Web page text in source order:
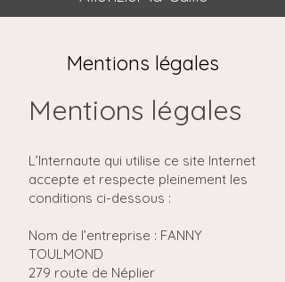
Mentions légales
Mentions légales
L’Internaute qui utilise ce site Internet
accepte et respecte pleinement les
conditions ci-dessous :
Nom de l’entreprise : FANNY
TOULMOND
279 route de Néplier